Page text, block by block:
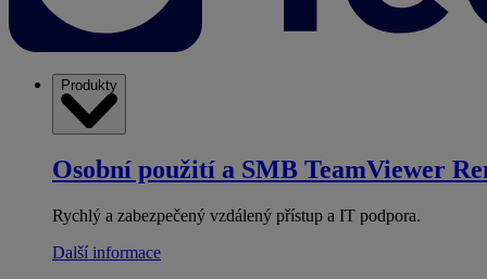
Produkty
Osobní použití a SMB TeamViewer
Rychlý a zabezpečený vzdálený přístup a IT podpora.
Další informace